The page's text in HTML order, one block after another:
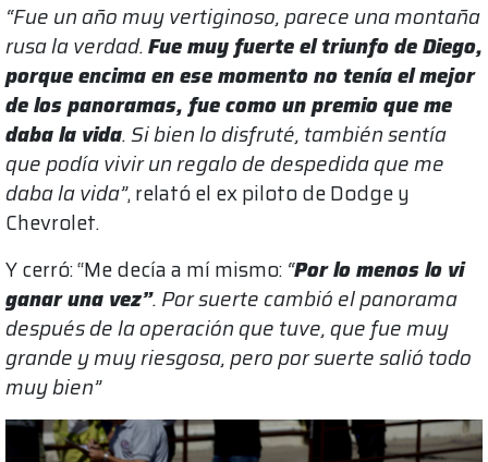
“Fue un año muy vertiginoso, parece una montaña
rusa la verdad.Fue muy fuerte el triunfo de Diego,
porque encima en ese momento no tenía el mejor
de los panoramas, fue como un premio que me
daba la vida. Si bien lo disfruté, también sentía
que podía vivir un regalo de despedida que me
daba la vida”, relató el ex piloto de Dodge y
Chevrolet.
Y cerró: “Me decía a mí mismo: “Por lo menos lo vi
ganar una vez”. Por suerte cambió el panorama
después de la operación que tuve, que fue muy
grande y muy riesgosa, pero por suerte salió todo
muy bien”